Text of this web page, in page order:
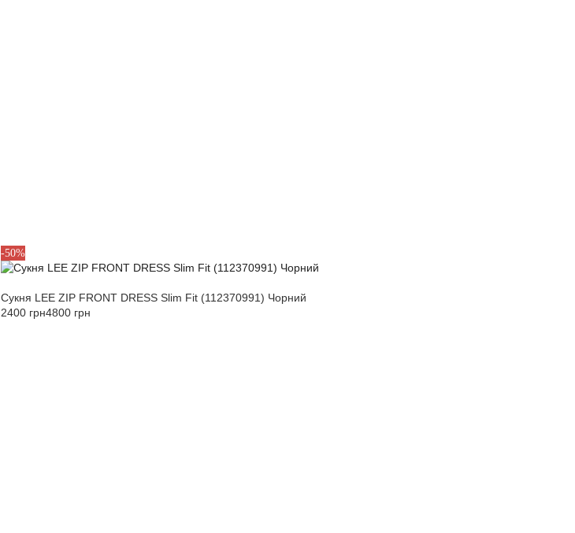
-50%
SM
Сукня LEE ZIP FRONT DRESS Slim Fit (112370991) Чорний
2400 грн4800 грн